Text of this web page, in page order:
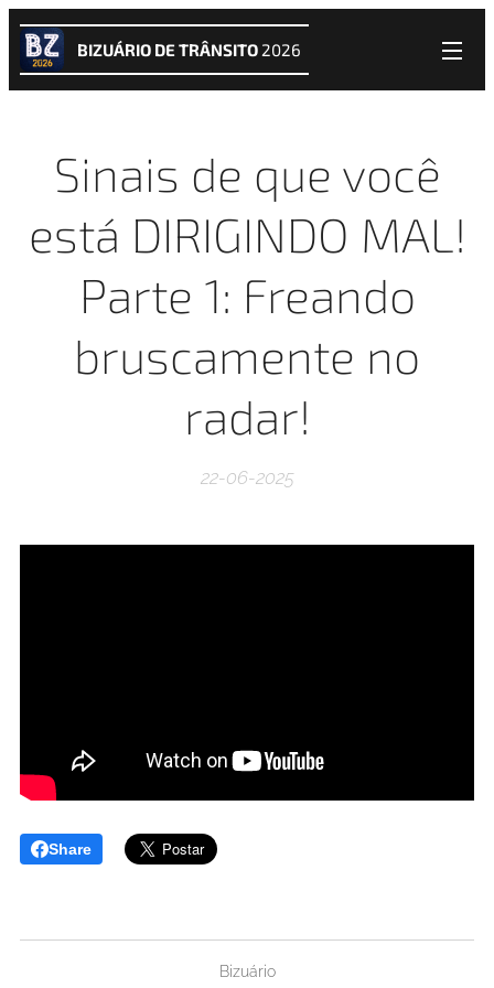
BIZUÁRIO DE TRÂNSITO 2026
Sinais de que você
está DIRIGINDO MAL!
Parte 1: Freando
bruscamente no
radar!
22-06-2025
Share
Bizuário